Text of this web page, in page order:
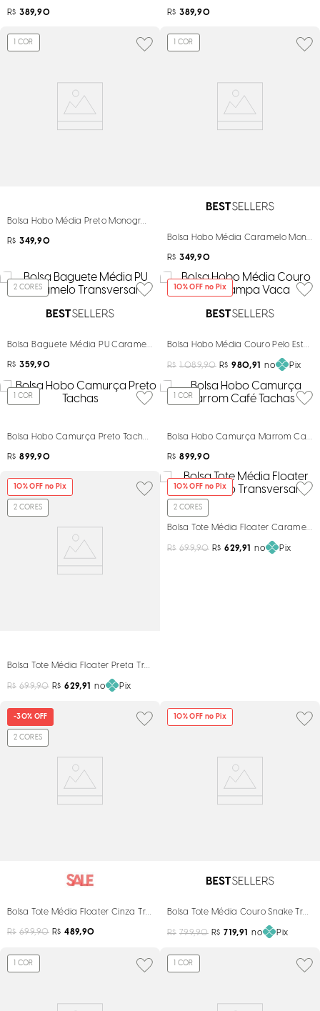
R$ 389,90 R$ 389,90
COR
Bolsa Hobo Média Preto Monograma Alça De Ombro
R$ 349,90
COR
Bolsa Hobo Média Caramelo
R$ 349,90
2 CORES
Bolsa Baguete Média PU Caramelo Transversal
R$ 359,90
10% OFF no Pix
Bolsa Hobo Média Couro Pelo
R$ 1.089,90 R$ 980,91 no Pix
COR
Bolsa Hobo Camurça Preto Tachas
R$ 899,90
COR
Bolsa Hobo Camurça Marrom Café
R$ 899,90
10% OFF no Pix
2 CORES
Bolsa Tote Média Floater Preta Transversal
R$ 699,90 R$ 629,91 no Pix
10% OFF no Pix
2 CORES
Bolsa Tote Média Floater Caramelo
R$ 699,90 R$ 629,91 no Pix
-30% OFF
2 CORES
Bolsa Tote Média Floater Cinza Transversal
R$ 699,90 R$ 489,90
10% OFF no Pix
Bolsa Tote Média Couro Snake
R$ 799,90 R$ 719,91 no Pix
COR COR